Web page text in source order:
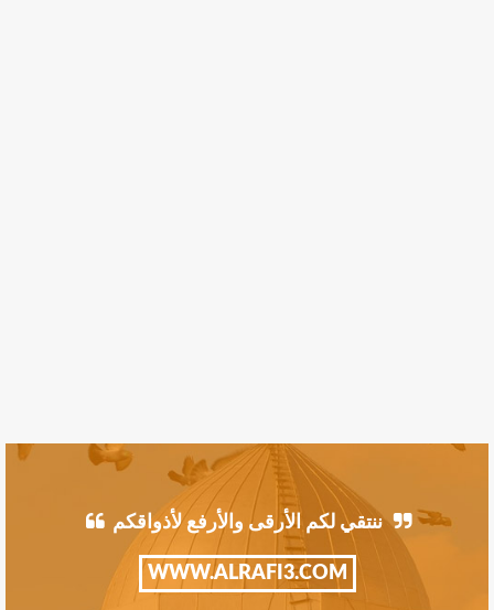
ننتقي لكم الأرقى والأرفع لأذواقكم
WWW.ALRAFI3.COM